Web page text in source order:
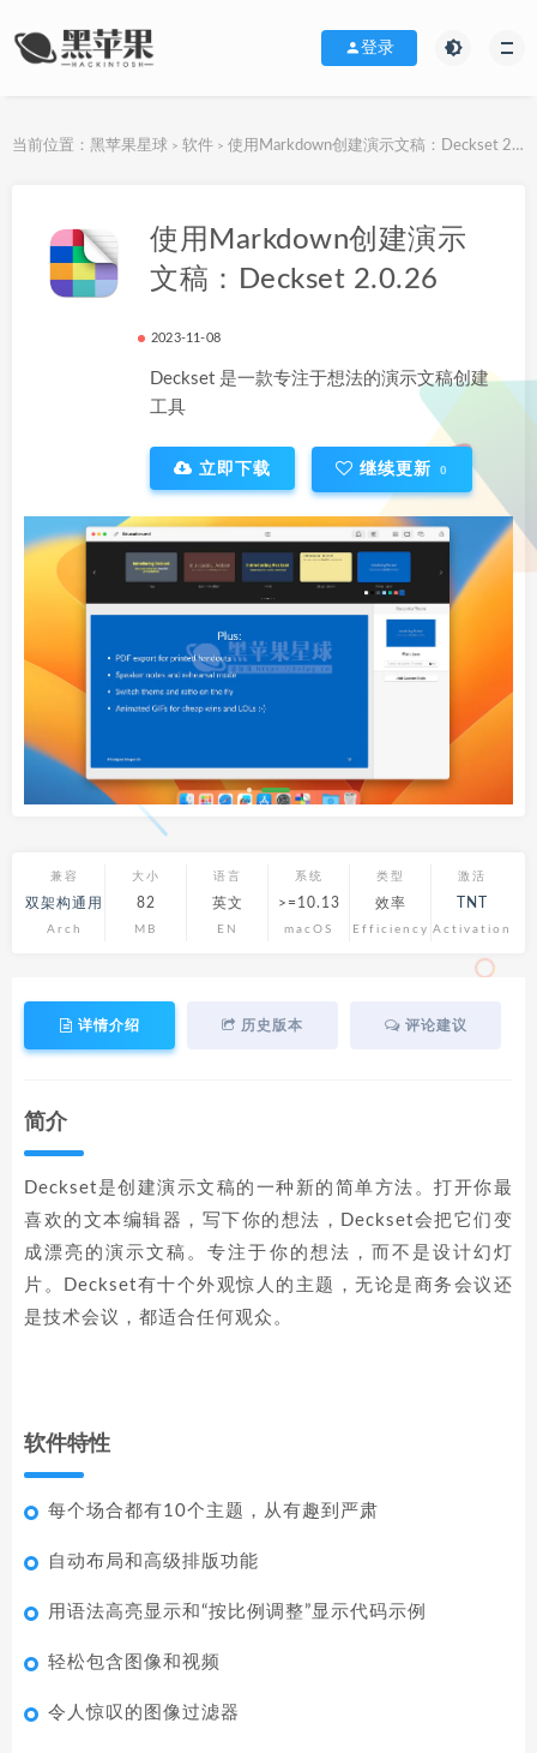
登录
当前位置： 黑苹果星球 > 软件 > 使用Markdown创建演示文稿：Deckset 2.0.26
使用Markdown创建演示
文稿：Deckset 2.0.26
2023-11-08
Deckset 是一款专注于想法的演示文稿创建
工具
立即下载 继续更新 0
兼容
双架构通用
Arch
大小
82
MB
语言
英文
EN
系统
>=10.13
macOS
类型
效率
Efficiency
激活
TNT
Activation
详情介绍 历史版本 评论建议
简介
Deckset是创建演示文稿的一种新的简单方法。打开你最
喜欢的文本编辑器，写下你的想法，Deckset会把它们变
成漂亮的演示文稿。专注于你的想法，而不是设计幻灯
片。Deckset有十个外观惊人的主题，无论是商务会议还
是技术会议，都适合任何观众。
软件特性
每个场合都有10个主题，从有趣到严肃
自动布局和高级排版功能
用语法高亮显示和“按比例调整”显示代码示例
轻松包含图像和视频
令人惊叹的图像过滤器